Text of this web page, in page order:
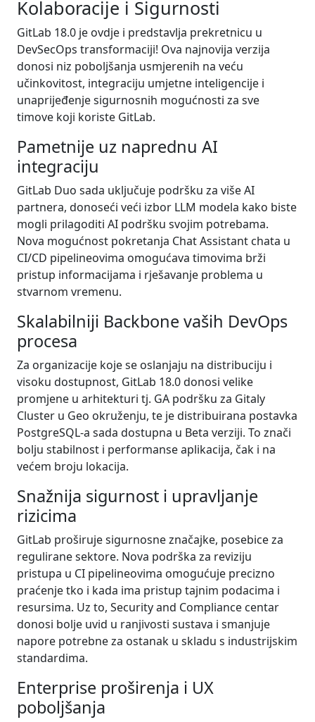
Kolaboracije i Sigurnosti
GitLab 18.0 je ovdje i predstavlja prekretnicu u
DevSecOps transformaciji! Ova najnovija verzija
donosi niz poboljšanja usmjerenih na veću
učinkovitost, integraciju umjetne inteligencije i
unaprijeđenje sigurnosnih mogućnosti za sve
timove koji koriste GitLab.
Pametnije uz naprednu AI
integraciju
GitLab Duo sada uključuje podršku za više AI
partnera, donoseći veći izbor LLM modela kako biste
mogli prilagoditi AI podršku svojim potrebama.
Nova mogućnost pokretanja Chat Assistant chata u
CI/CD pipelineovima omogućava timovima brži
pristup informacijama i rješavanje problema u
stvarnom vremenu.
Skalabilniji Backbone vaših DevOps
procesa
Za organizacije koje se oslanjaju na distribuciju i
visoku dostupnost, GitLab 18.0 donosi velike
promjene u arhitekturi tj. GA podršku za Gitaly
Cluster u Geo okruženju, te je distribuirana postavka
PostgreSQL-a sada dostupna u Beta verziji. To znači
bolju stabilnost i performanse aplikacija, čak i na
većem broju lokacija.
Snažnija sigurnost i upravljanje
rizicima
GitLab proširuje sigurnosne značajke, posebice za
regulirane sektore. Nova podrška za reviziju
pristupa u CI pipelineovima omogućuje precizno
praćenje tko i kada ima pristup tajnim podacima i
resursima. Uz to, Security and Compliance centar
donosi bolje uvid u ranjivosti sustava i smanjuje
napore potrebne za ostanak u skladu s industrijskim
standardima.
Enterprise proširenja i UX
poboljšanja